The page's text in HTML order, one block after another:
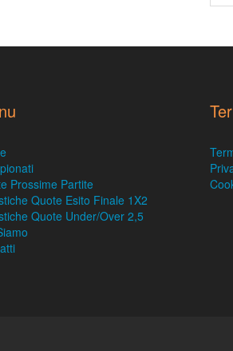
Prossime Partite
Quote Esito Finale 1X2
Quote Under/Over 2,5